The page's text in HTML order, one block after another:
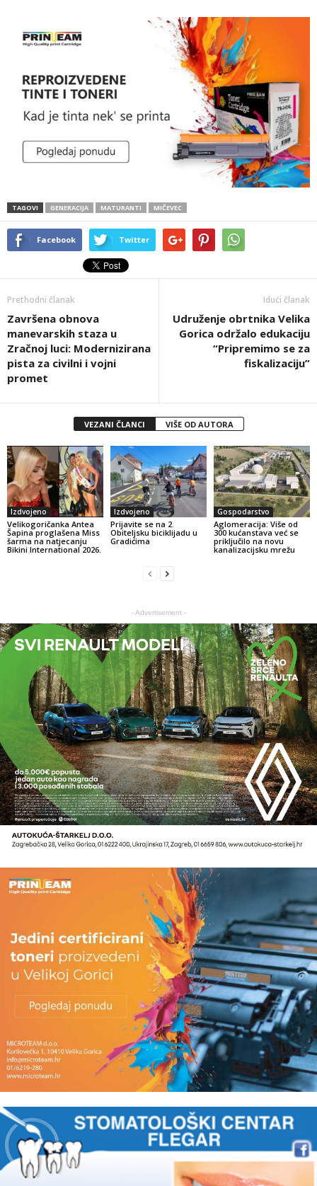
TAGOVI GENERACIJA MATURANTI MIČEVEC
Facebook Twitter
Prethodni članak
Završena obnova
manevarskih staza u
Zračnoj luci: Modernizirana
pista za civilni i vojni
promet
Idući članak
Udruženje obrtnika Velika
Gorica održalo edukaciju
“Pripremimo se za
fiskalizaciju”
VEZANI ČLANCI VIŠE OD AUTORA
Izdvojeno
Velikogoričanka Antea
Šapina proglašena Miss
šarma na natjecanju
Bikini International 2026.
Izdvojeno
Prijavite se na 2.
Obiteljsku biciklijadu u
Gradićima
Gospodarstvo
Aglomeracija: Više od
300 kućanstava već se
priključilo na novu
kanalizacijsku mrežu
- Advertisement -